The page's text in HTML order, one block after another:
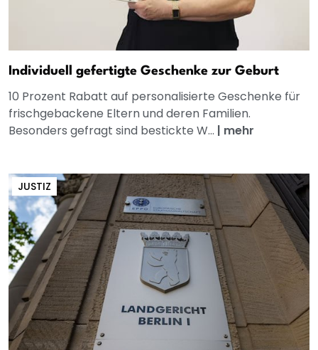
Individuell gefertigte Geschenke zur Geburt
10 Prozent Rabatt auf personalisierte Geschenke für
frischgebackene Eltern und deren Familien.
Besonders gefragt sind bestickte W... | mehr
JUSTIZ